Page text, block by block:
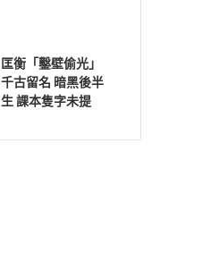
匡衡「鑿壁偷光」
千古留名 暗黑後半
生 課本隻字未提